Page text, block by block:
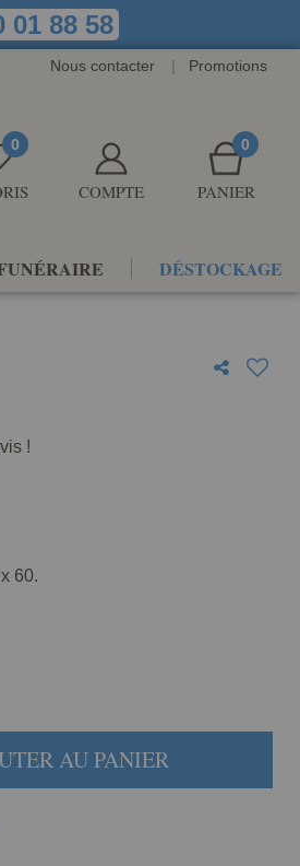
01 88 58
Nous contacter | Promotions
0
COMPTE
0
PANIER
DÉSTOCKAGE
!
60.
AU PANIER